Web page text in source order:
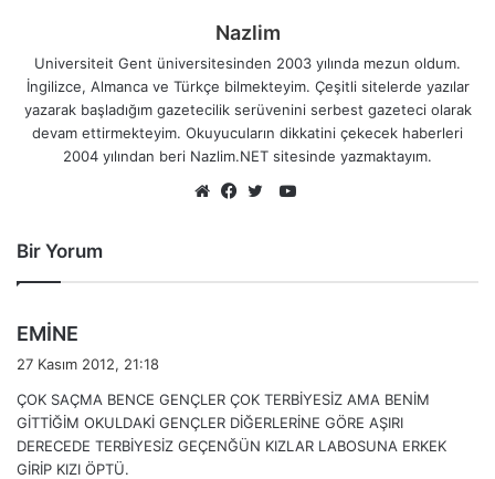
Nazlim
Universiteit Gent üniversitesinden 2003 yılında mezun oldum.
İngilizce, Almanca ve Türkçe bilmekteyim. Çeşitli sitelerde yazılar
yazarak başladığım gazetecilik serüvenini serbest gazeteci olarak
devam ettirmekteyim. Okuyucuların dikkatini çekecek haberleri
2004 yılından beri Nazlim.NET sitesinde yazmaktayım.
YouTube
Bir Yorum
EMİNE
i
k
i
27 Kasım 2012, 21:18
ÇOK SAÇMA BENCE GENÇLER ÇOK TERBİYESİZ AMA BENİM
GİTTİĞİM OKULDAKİ GENÇLER DİĞERLERİNE GÖRE AŞIRI
DERECEDE TERBİYESİZ GEÇENĞÜN KIZLAR LABOSUNA ERKEK
GİRİP KIZI ÖPTÜ.